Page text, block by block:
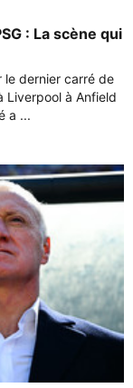
: La scène qui
le dernier carré de
Liverpool à Anfield
a ...